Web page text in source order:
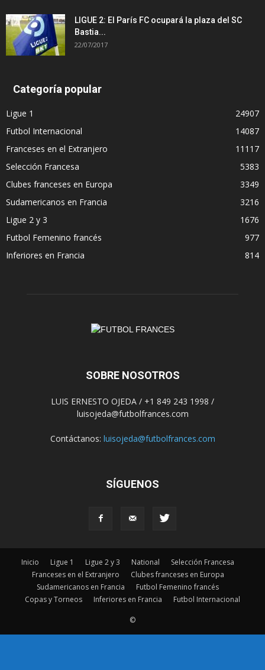
LIGUE 2: El París FC ocupará la plaza del SC
Bastia...
22/07/2017
Categoría popular
Ligue 1
24907
Futbol Internacional
14087
Franceses en el Extranjero
11117
Selección Francesa
5383
Clubes franceses en Europa
3349
Sudamericanos en Francia
3216
Ligue 2 y 3
1676
Futbol Femenino francés
977
Inferiores en Francia
814
SOBRE NOSOTROS
LUIS ERNESTO OJEDA / +1 849 243 1998 /
luisojeda@futbolfrances.com
Contáctanos: luisojeda@futbolfrances.com
SÍGUENOS
Inicio Ligue 1 Ligue 2 y 3 National
Selección Francesa
Franceses en el Extranjero
Clubes franceses en Europa
Sudamericanos en Francia
Futbol Femenino francés
Copas y Torneos
Inferiores en Francia Futbol Internacional
©